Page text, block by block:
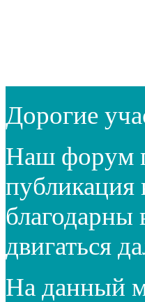
Дорогие
Наш форум
благодарны
двигаться
На данный